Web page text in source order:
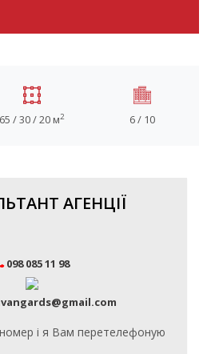
65 / 30 / 20 м2 6 / 10
АГЕНЦІЇ
098 085 11 98
і я Вам перетелефоную